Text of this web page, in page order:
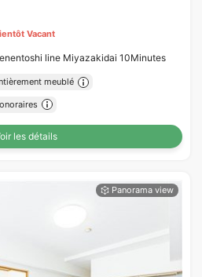
Vacant
line Miyazakidai 10Minutes
meublé
les détails